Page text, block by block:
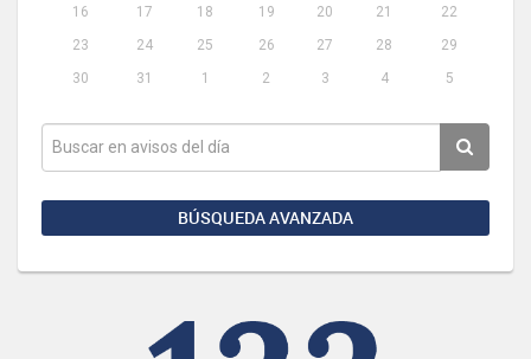
16
17 18 19 20 21
22
23
24 25 26 27 28
29
30
31 1 2 3 4 5
BÚSQUEDA AVANZADA